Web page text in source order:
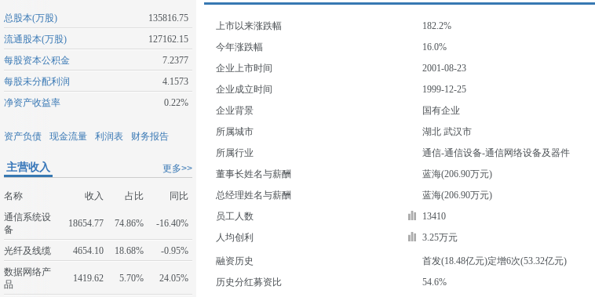
总股本(万股)
135816.75
流通股本(万股)
127162.15
每股资本公积金
7.2377
每股未分配利润
4.1573
净资产收益率
0.22%
资产负债 现金流量 利润表 财务报告
更多>>
主营收入
名称 收入 占比
同比
通信系统设
备
18654.77 74.86% -16.40%
光纤及线缆 4654.10 18.68%
-0.95%
数据网络产
品
1419.62 5.70% 24.05%
上市以来涨跌幅
182.2%
今年涨跌幅
16.0%
企业上市时间
2001-08-23
企业成立时间
1999-12-25
企业背景
国有企业
所属城市
湖北 武汉市
所属行业
通信-通信设备-通信网络设备及器件
董事长姓名与薪酬
蓝海(206.90万元)
总经理姓名与薪酬
蓝海(206.90万元)
员工人数
13410
人均创利
3.25万元
融资历史
首发(18.48亿元)定增6次(53.32亿元)
历史分红募资比
54.6%